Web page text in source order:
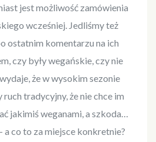
jest możliwość zamówienia
wcześniej. Jedliśmy też
ostatnim komentarzu na ich
czy były wegańskie, czy nie
że w wysokim sezonie
ruch tradycyjny, że nie chce im
jakimiś weganami, a szkoda…
a co to za miejsce konkretnie?